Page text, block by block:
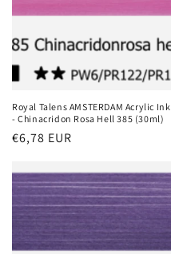
Royal Talens AMSTERDAM Acrylic Ink
- Chinacridon Rosa Hell 385 (30ml)
Normaler
€6,78 EUR